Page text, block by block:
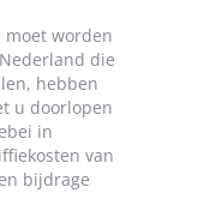
worden
die
hebben
u doorlopen
in
van
bijdrage